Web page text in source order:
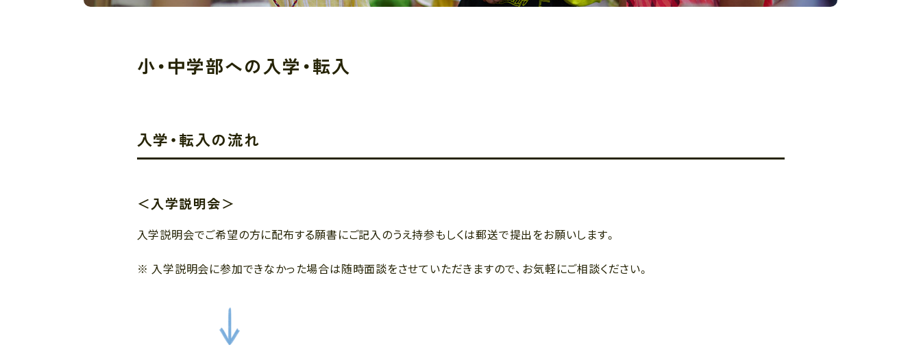
小・中学部への入学・転入
入学・転入の流れ
＜入学説明会＞
入学説明会でご希望の方に配布する願書にご記入のうえ持参もしくは郵送で提出をお願いします。
※ 入学説明会に参加できなかった場合は随時面談をさせていただきますので、お気軽にご相談ください。